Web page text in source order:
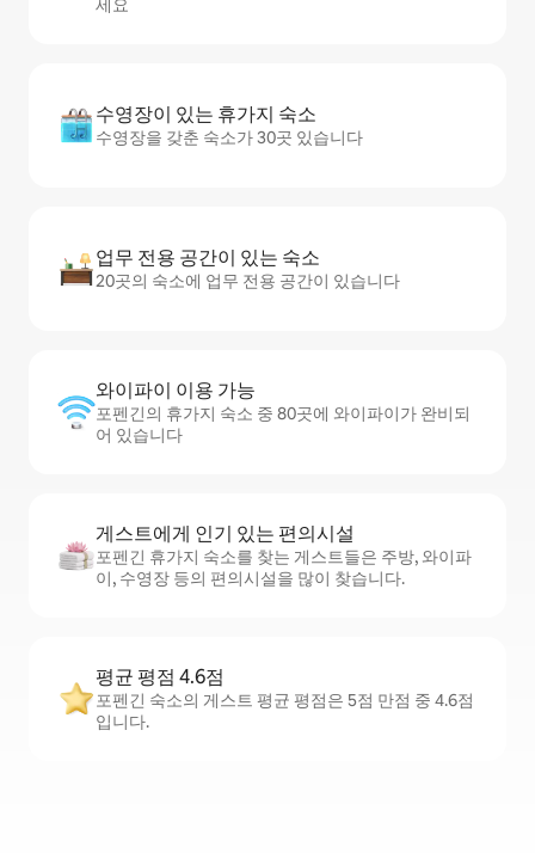
세요
수영장이 있는 휴가지 숙소
수영장을 갖춘 숙소가 30곳 있습니다
업무 전용 공간이 있는 숙소
20곳의 숙소에 업무 전용 공간이 있습니다
와이파이 이용 가능
포펜긴의 휴가지 숙소 중 80곳에 와이파이가 완비되
어 있습니다
게스트에게 인기 있는 편의시설
포펜긴 휴가지 숙소를 찾는 게스트들은 주방, 와이파
이, 수영장 등의 편의시설을 많이 찾습니다.
평균 평점 4.6점
포펜긴 숙소의 게스트 평균 평점은 5점 만점 중 4.6점
입니다.